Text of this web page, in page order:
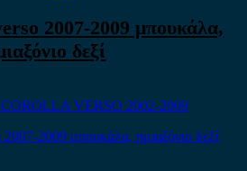
2007-2009 μπουκάλα,
δεξί
VERSO 2002-2009